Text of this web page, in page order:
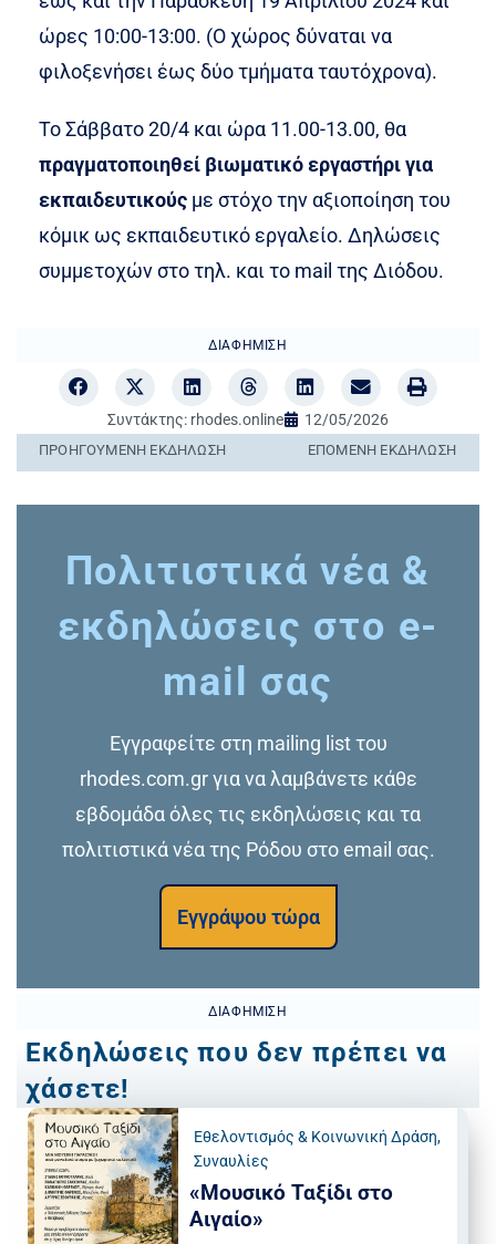
ώρες 10:00-13:00. (Ο χώρος δύναται να
φιλοξενήσει έως δύο τμήματα ταυτόχρονα).
Το Σάββατο 20/4 και ώρα 11.00-13.00, θα
πραγματοποιηθεί βιωματικό εργαστήρι για
εκπαιδευτικούς με στόχο την αξιοποίηση του
κόμικ ως εκπαιδευτικό εργαλείο. Δηλώσεις
συμμετοχών στο τηλ. και το mail της Διόδου.
ΔΙΑΦΉΜΙΣΗ
Συντάκτης: rhodes.online 12/05/2026
ΠΡΟΗΓΟΎΜΕΝΗ ΕΚΔΉΛΩΣΗ ΕΠΌΜΕΝΗ ΕΚΔΉΛΩΣΗ
Πολιτιστικά νέα &
εκδηλώσεις στο e-
mail σας
Εγγραφείτε στη mailing list του
rhodes.com.gr για να λαμβάνετε κάθε
εβδομάδα όλες τις εκδηλώσεις και τα
πολιτιστικά νέα της Ρόδου στο email σας.
Εγγράψου τώρα
ΔΙΑΦΉΜΙΣΗ
Εκδηλώσεις που δεν πρέπει να
χάσετε!
Εθελοντισμός & Κοινωνική Δράση,
Συναυλίες
«Μουσικό Ταξίδι στο
Αιγαίο»